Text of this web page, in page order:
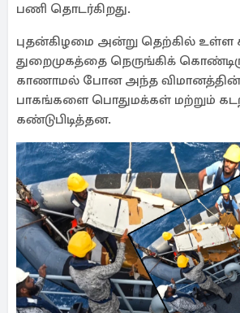
பணி தொடர்கிறது.
புதன்கிழமை அன்று தெற்கில் உள்ள
துறைமுகத்தை நெருங்கிக்
காணாமல் போன அந்த
பாகங்களை பொதுமக்கள் மற்றும்
கண்டுபிடித்தன.